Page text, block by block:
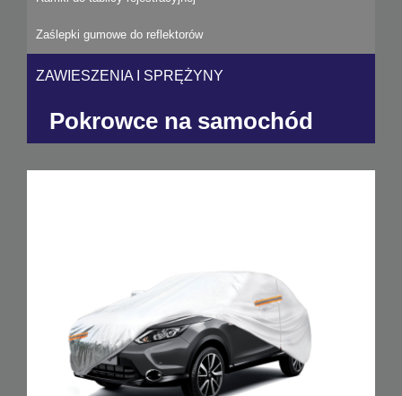
Zaślepki gumowe do reflektorów
ZAWIESZENIA I SPRĘŻYNY
Pokrowce na samochód